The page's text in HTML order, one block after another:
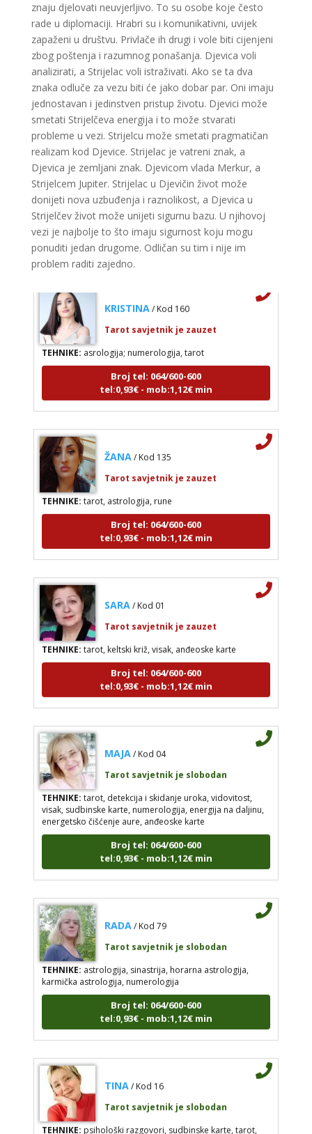
znaju djelovati neuvjerljivo. To su osobe koje često
rade u diplomaciji. Hrabri su i komunikativni, uvijek
zapaženi u društvu. Privlače ih drugi i vole biti cijenjeni
zbog poštenja i razumnog ponašanja. Djevica voli
analizirati, a Strijelac voli istraživati. Ako se ta dva
znaka odluče za vezu biti će jako dobar par. Oni imaju
jednostavan i jedinstven pristup životu. Djevici može
smetati Strijelčeva energija i to može stvarati
probleme u vezi. Strijelcu može smetati pragmatičan
realizam kod Djevice. Strijelac je vatreni znak, a
Djevica je zemljani znak. Djevicom vlada Merkur, a
Strijelcem Jupiter. Strijelac u Djevičin život može
donijeti nova uzbuđenja i raznolikost, a Djevica u
Strijelčev život može unijeti sigurnu bazu. U njihovoj
vezi je najbolje to što imaju sigurnost koju mogu
ponuditi jedan drugome. Odličan su tim i nije im
problem raditi zajedno.
TEHNIKE:astrologija, tarot, numerološki tarot, visak, feng
shui numerologija, anđeoski brojevi, tumačenje snova,
rune, kristali, reiki, terapija bojama, anđeoske karte,
iscjeljivanje anđeoskim energijama
Broj tel: 064/600-600
tel:0,93€ - mob:1,12€ min
VESNA BURCSA / Kod 55
Tarot savjetnik je zauzet
TEHNIKE:
tarot, psihološki razgovori
Broj tel: 064/600-600
tel:0,93€ - mob:1,12€ min
TEHNIKE:asrologija; numerologija, tarot
Broj tel: 064/600-600
tel:0,93€ - mob:1,12€ min
TEHNIKE:tarot, astrologija, rune
Broj tel: 064/600-600
tel:0,93€ - mob:1,12€ min
TEHNIKE:tarot, keltski križ, visak, anđeoske karte
Broj tel: 064/600-600
tel:0,93€ - mob:1,12€ min
TEHNIKE:tarot, detekcija i skidanje uroka, vidovitost,
visak, sudbinske karte, numerologija, energija na daljinu,
energetsko čišćenje aure, anđeoske karte
Broj tel: 064/600-600
tel:0,93€ - mob:1,12€ min
TEHNIKE:astrologija, sinastrija, horarna astrologija,
karmička astrologija, numerologija
Broj tel: 064/600-600
tel:0,93€ - mob:1,12€ min
TEHNIKE:psihološki razgovori, sudbinske karte, tarot,